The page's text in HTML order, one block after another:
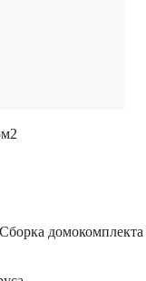
Сборка домокомплекта